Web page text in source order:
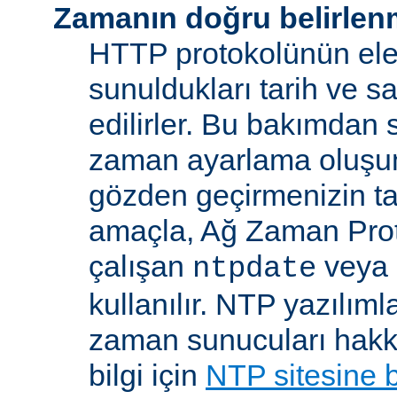
Zamanın doğru
HTTP protokolünün
sunuldukları tarih ve
edilirler. Bu bakımdan
zaman ayarlama
gözden geçirmenizin
amaçla, Ağ Zaman
çalışan ntpdate veya
kullanılır. NTP
zaman sunucuları
bilgi için NTP sitesine